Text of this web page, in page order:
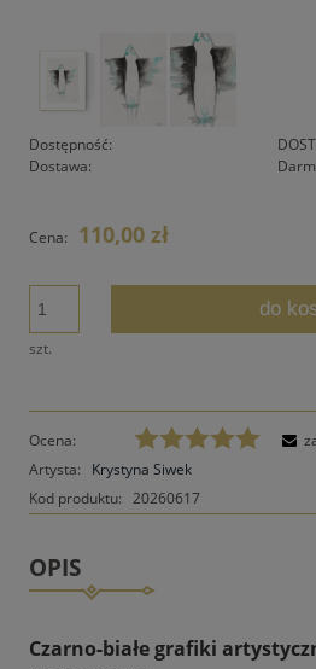
Dostępność:
Dostawa:
Cena nie zawiera ewentualnych
Cena: 110,00 zł
szt.
do
Ocena:
Artysta:
Krystyna Siwek
Kod produktu: 20260617
OPIS
Czarno-białe grafiki